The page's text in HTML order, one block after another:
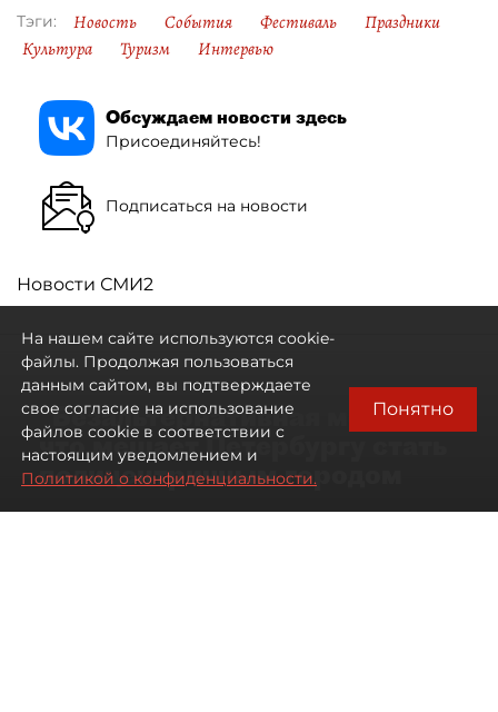
Тэги: Новость События Фестиваль
Праздники
Культура
Туризм Интервью
Обсуждаем новости здесь
Присоединяйтесь!
Подписаться на новости
Новости СМИ2
"Безальтернативная модель":
что мешает Петербургу стать
полицентричным городом
На нашем сайте используются cookie-
файлы. Продолжая пользоваться
данным сайтом, вы подтверждаете
свое согласие на использование
файлов cookie в соответствии с
настоящим уведомлением и
Политикой о конфиденциальности.
Понятно